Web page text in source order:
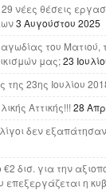
νέες θέσεις
3 Αυγούστου 2025
του Ματιού,
μας;23
της 23ης Ιουλίου
Αττικής!!! 28
δεν
δισ. για την
επεξεργάζεται η